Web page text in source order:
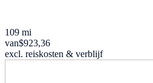
109 mi
van$923,36
excl. reiskosten & verblijf